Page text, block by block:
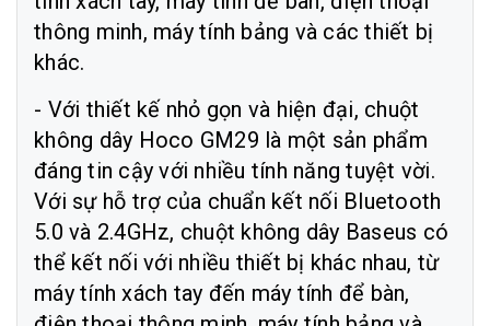
thông minh, máy tính bảng và các thiết bị
khác.
- Với thiết kế nhỏ gọn và hiện đại, chuột
không dây Hoco GM29 là một sản phẩm
đáng tin cậy với nhiều tính năng tuyệt vời.
Với sự hỗ trợ của chuẩn kết nối Bluetooth
5.0 và 2.4GHz, chuột không dây Baseus có
thể kết nối với nhiều thiết bị khác nhau, từ
máy tính xách tay đến máy tính để bàn,